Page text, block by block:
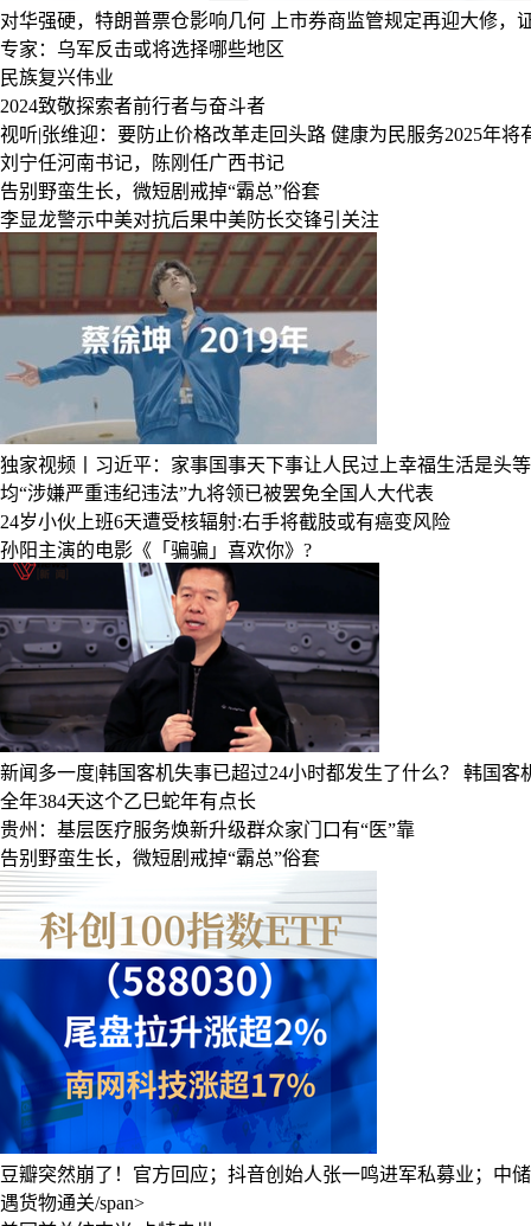
对华强硬，特朗普票仓影响几何
上市券商监管规定再迎大修，
专家：乌军反击或将选择哪些地区
民族复兴伟业
2024致敬探索者前行者与奋斗者
视听|张维迎：要防止价格改革走回头路 健康为民服务2025年将
刘宁任河南书记，陈刚任广西书记
告别野蛮生长，微短剧戒掉“霸总”俗套
李显龙警示中美对抗后果中美防长交锋引关注
独家视频丨习近平：家事国事天下事让人民过上幸福生活是头
均“涉嫌严重违纪违法”九将领已被罢免全国人大代表
24岁小伙上班6天遭受核辐射:右手将截肢或有癌变风险
孙阳主演的电影《「骗骗」喜欢你》?
新闻多一度|韩国客机失事已超过24小时都发生了什么？
韩国客
全年384天这个乙巳蛇年有点长
贵州：基层医疗服务焕新升级群众家门口有“医”靠
告别野蛮生长，微短剧戒掉“霸总”俗套
豆瓣突然崩了！官方回应；抖音创始人张一鸣进军私募业；中
遇货物通关/span>